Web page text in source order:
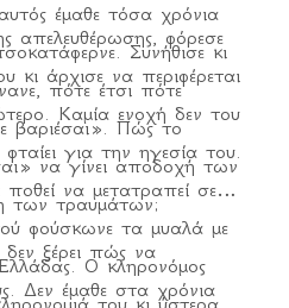
έμαθε τόσα χρόνια
Συνήθισε κι
πότε έτσι πότε
βαριέσαι». Πώς το
να γίνει αποδοχή των
των τραυμάτων;
απελευθέρωσης, φόρεσε
κι άρχισε να περιφέρεται
Καμία ενοχή δεν του
για την ηγεσία του.
να μετατραπεί σε
φούσκωνε τα μυαλά με
Ο κληρονόμος
ξέρει πώς να
Δεν έμαθε στα χρόνια